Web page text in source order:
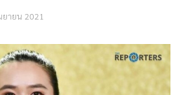
ยายน 2021